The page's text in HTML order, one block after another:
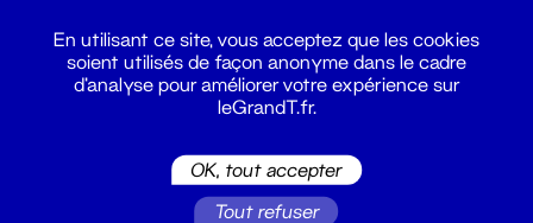
En utilisant ce site, vous acceptez que les cookies
soient utilisés de façon anonyme dans le cadre
d'analyse pour améliorer votre expérience sur
leGrandT.fr.
OK, tout accepter
Tout refuser